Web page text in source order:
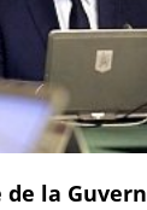
la Guvern